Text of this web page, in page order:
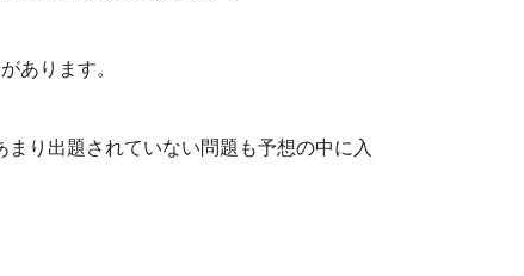
あります。
り出題されていない問題も予想の中に入